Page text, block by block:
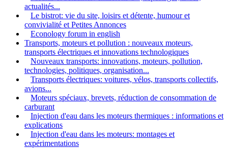
actualités...
Le bistrot: vie du site, loisirs et détente, humour et
convivialité et Petites Annonces
Econology forum in english
Transports, moteurs et pollution : nouveaux moteurs,
transports électriques et innovations technologiques
Nouveaux transports: innovations, moteurs, pollution,
technologies, politiques, organisation...
Transports électriques: voitures, vélos, transports collectifs,
avions...
Moteurs spéciaux, brevets, réduction de consommation de
carburant
Injection d'eau dans les moteurs thermiques : informations et
explications
Injection d'eau dans les moteurs: montages et
expérimentations